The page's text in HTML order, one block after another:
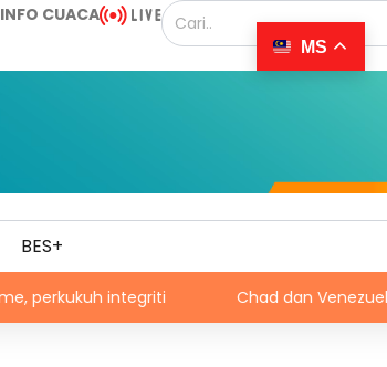
INFO CUACA
BES+
Chad dan Venezuela disaran pertimbang
MS